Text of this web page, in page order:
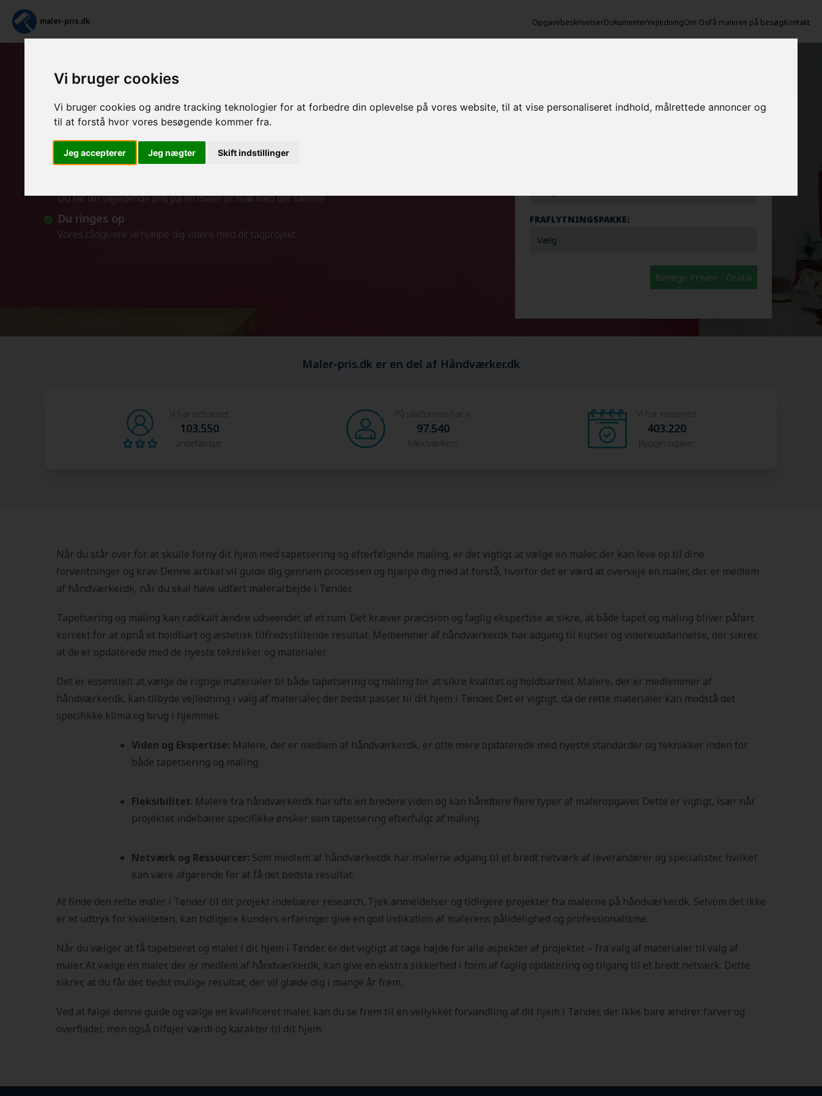
Vi bruger cookies
Vi bruger cookies og andre tracking teknologier for at forbedre din oplevelse på vores website, til at vise personaliseret indhold, målrettede annoncer og
til at forstå hvor vores besøgende kommer fra.
Jeg accepterer Jeg nægter Skift indstillinger
maler-pris.dk OpgavebeskrivelserDokumenterVejledningOm OsFå maleren på besøgKontakt
Tapetsering og efterfølgende maling i Tønder
Sådan fungerer vores service
Indtast maleropgaven
Indtast din opgave i beregneren
Du får din vejledende pris på en maler pr. mail med det samme
Du ringes op
Vores rådgivere vil hjælpe dig videre med dit tagprojekt
FRAFLYTNINGSPAKKE:
Beregn Prisen - Gratis
Maler-pris.dk er en del af Håndværker.dk
Vi har indsamlet
103.550
anbefalinger
På platformen har vi
97.540
håndværkere
Vi har indsamlet
403.220
Byggeopgaver
Når du står over for at skulle forny dit hjem med tapetsering og efterfølgende maling, er det vigtigt at vælge en maler, der kan leve op til dine
forventninger og krav. Denne artikel vil guide dig gennem processen og hjælpe dig med at forstå, hvorfor det er værd at overveje en maler, der er medlem
af håndværker.dk, når du skal have udført malerarbejde i Tønder.
Tapetsering og maling kan radikalt ændre udseendet af et rum. Det kræver præcision og faglig ekspertise at sikre, at både tapet og maling bliver påført
korrekt for at opnå et holdbart og æstetisk tilfredsstillende resultat. Medlemmer af håndværker.dk har adgang til kurser og videreuddannelse, der sikrer,
at de er opdaterede med de nyeste teknikker og materialer.
Det er essentielt at vælge de rigtige materialer til både tapetsering og maling for at sikre kvalitet og holdbarhed. Malere, der er medlemmer af
håndværker.dk, kan tilbyde vejledning i valg af materialer, der bedst passer til dit hjem i Tønder. Det er vigtigt, da de rette materialer kan modstå det
specifikke klima og brug i hjemmet.
Viden og Ekspertise: Malere, der er medlem af håndværker.dk, er ofte mere opdaterede med nyeste standarder og teknikker inden for
både tapetsering og maling.
Fleksibilitet: Malere fra håndværker.dk har ofte en bredere viden og kan håndtere flere typer af maleropgaver. Dette er vigtigt, især når
projektet indebærer specifikke ønsker som tapetsering efterfulgt af maling.
Netværk og Ressourcer: Som medlem af håndværker.dk har malerne adgang til et bredt netværk af leverandører og specialister, hvilket
kan være afgørende for at få det bedste resultat.
At finde den rette maler i Tønder til dit projekt indebærer research. Tjek anmeldelser og tidligere projekter fra malerne på håndværker.dk. Selvom det ikke
er et udtryk for kvaliteten, kan tidligere kunders erfaringer give en god indikation af malerens pålidelighed og professionalisme.
Når du vælger at få tapetseret og malet i dit hjem i Tønder, er det vigtigt at tage højde for alle aspekter af projektet – fra valg af materialer til valg af
maler. At vælge en maler, der er medlem af håndværker.dk, kan give en ekstra sikkerhed i form af faglig opdatering og tilgang til et bredt netværk. Dette
sikrer, at du får det bedst mulige resultat, der vil glæde dig i mange år frem.
Ved at følge denne guide og vælge en kvalificeret maler, kan du se frem til en vellykket forvandling af dit hjem i Tønder, der ikke bare ændrer farver og
overflader, men også tilføjer værdi og karakter til dit hjem.